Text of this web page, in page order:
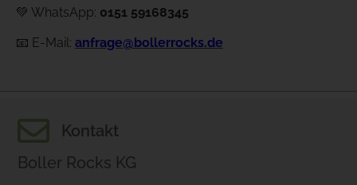
💚 WhatsApp: 0151 59168345
📧 E-Mail: anfrage@bollerrocks.de
Kontakt
Boller Rocks KG